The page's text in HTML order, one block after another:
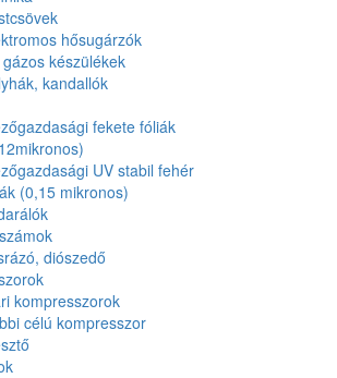
hősugárzók
gázos készülékek
kandallók
fekete fóliák
UV stabil fehér
(0,15 mikronos)
diószedő
kompresszorok
célú kompresszor